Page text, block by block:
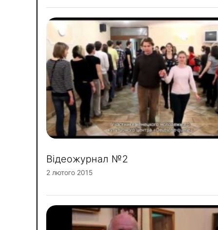
Відеожурнал №2
2 лютого 2015